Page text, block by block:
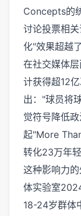
Concepts的
讨论投票相
化"效果超越
在社交媒体
计获得超12
出："球员将
觉符号降低
起"More
转化23万年轻
这种影响力
体实验室
18-24岁群体